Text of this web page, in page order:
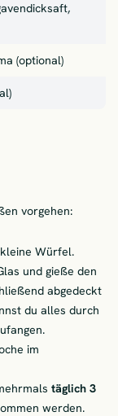
(optional)
vorgehen:
Würfel.
und gieße den
abgedeckt
du alles durch
im
täglich 3
werden.